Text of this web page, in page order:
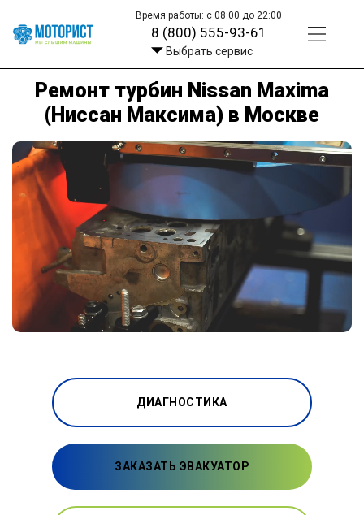
Время работы: с 08:00 до 22:00
8 (800) 555-93-61
Выбрать сервис
Ремонт турбин Nissan Maxima
(Ниссан Максима) в Москве
ДИАГНОСТИКА
ЗАКАЗАТЬ ЭВАКУАТОР